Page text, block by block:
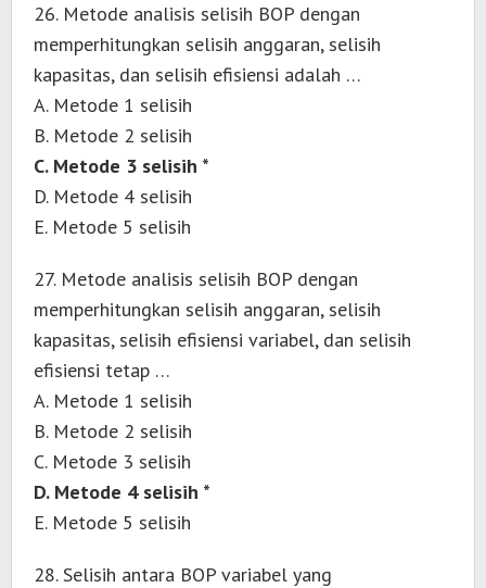
26. Metode analisis selisih BOP dengan
memperhitungkan selisih anggaran, selisih
kapasitas, dan selisih efisiensi adalah …
A. Metode 1 selisih
B. Metode 2 selisih
C. Metode 3 selisih *
D. Metode 4 selisih
E. Metode 5 selisih
27. Metode analisis selisih BOP dengan
memperhitungkan selisih anggaran, selisih
kapasitas, selisih efisiensi variabel, dan selisih
efisiensi tetap …
A. Metode 1 selisih
B. Metode 2 selisih
C. Metode 3 selisih
D. Metode 4 selisih *
E. Metode 5 selisih
28. Selisih antara BOP variabel yang